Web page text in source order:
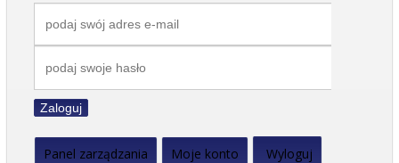
Zaloguj
Panel zarządzania Moje konto Wyloguj